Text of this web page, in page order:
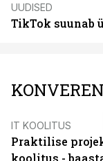
UUDISED
TikTok suunab
IT KOOLITUS
Praktilise
koolitus -